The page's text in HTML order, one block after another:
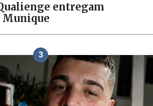
entregam
Munique
3